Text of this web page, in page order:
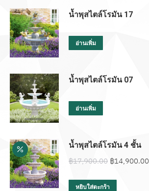
น้ำพุสไตล์โรมัน 17
อ่านเพิ่ม
น้ำพุสไตล์โรมัน 07
อ่านเพิ่ม
น้ำพุสไตล์โรมัน 4 ชั้น
฿17,900.00 Original
฿14,900.00
หยิบใส่ตะกร้า